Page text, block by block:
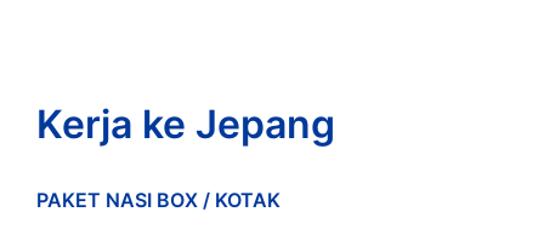
Kerja ke Jepang
PAKET NASI BOX / KOTAK